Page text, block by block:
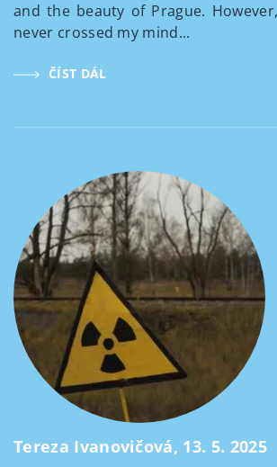
and the beauty of Prague.
never crossed my mind...
ČÍST DÁL
Tereza Ivanovičová, 13. 5. 2025